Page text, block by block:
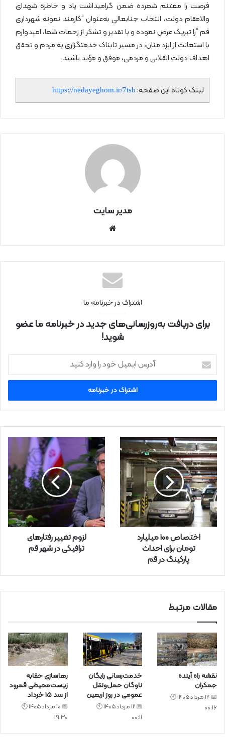
فرصت را مغتنم شمرده ضمن گرامیداشت یاد و خاطره شهدای
والامقام دولت، انتخاب جنابعالی به‌عنوان “کارمند نمونه شهرداری
قم “را تبریک عرض نموده و با تقدیر و تشکر از زحمات شما، امیدوارم
با استعانت از ایزد منان، در مسیر تابناک خدمتگزاری به مردم و تحقق
اهداف دولت انقلابی و مردمی، موفق و مؤید باشید.
لینک کوتاه این صفحه: https://nedayeghom.ir/7tsb
مدیر سایت
نتی
اشتراک در خبرنامه ما
برای دریافت به‌روزرسانی‌های جدید در خبرنامه ما عضو
شوید!
ر
ا
ی
ل
خ
و
د
ر
ا
و
ا
ر
اختصاص ۱۰۰ میلیارد
تومان برای احداث
پارکینگ در قم
لزوم تغییر رفتارهای
ترافیکی در شهر قم
مقالات مرتبط
نقشه راه آینده
جمکران
📅 14 مرداد 1405 🕙
00:16
خدمت‌رسانی رایگان
ناوگان حمل‌ونقل
عمومی در روز اربعین
📅 12 مرداد 1405 🕙
00:11
رهاسازی حقابه
زیست‌محیطی قمرود
از سد ۱۵ خرداد
📅 10 مرداد 1405 🕙
19:30